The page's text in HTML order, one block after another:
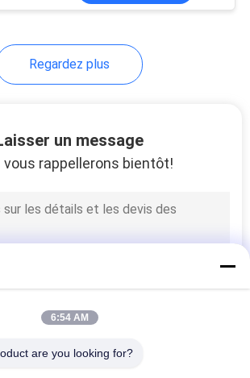
Steel
de fer-
Regardez plus
un message
vous rappellerons bientôt!
6:54 AM
are you looking for?